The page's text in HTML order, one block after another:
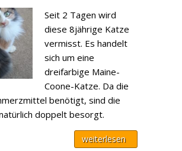
Seit 2 Tagen wird
diese 8jährige Katze
vermisst. Es handelt
sich um eine
dreifarbige Maine-
Coone-Katze. Da die
benötigt, sind die
doppelt besorgt.
weiterlesen